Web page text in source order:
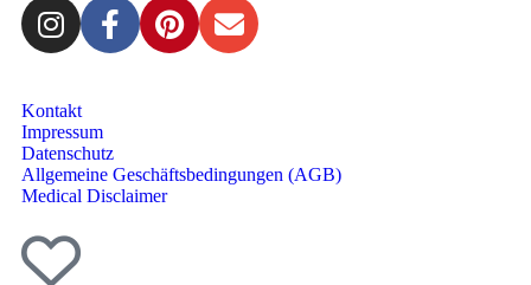
Kontakt
Impressum
Datenschutz
Allgemeine Geschäftsbedingungen (AGB)
Medical Disclaimer